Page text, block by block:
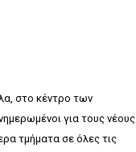
στο κέντρο των
για τους νέους
τμήματα σε όλες τις